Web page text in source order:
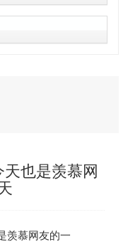
也是羡慕网
羡慕网友的一